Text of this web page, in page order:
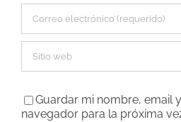
Guardar mi nombre, email
navegador para la próxima